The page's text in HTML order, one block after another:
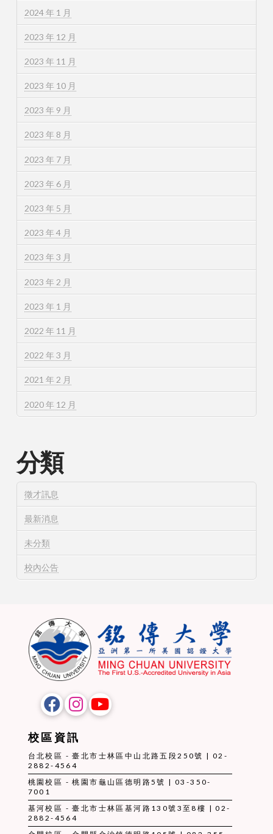
2024 年 1 月
2023 年 12 月
2023 年 11 月
2023 年 10 月
2023 年 9 月
2023 年 8 月
2023 年 7 月
2023 年 6 月
2023 年 5 月
2023 年 4 月
2023 年 3 月
2023 年 2 月
2023 年 1 月
2022 年 11 月
2022 年 3 月
2021 年 2 月
2020 年 12 月
分類
徵才訊息
最新消息
未分類
校內公告
校區資訊
台北校區 - 臺北市士林區中山北路五段250號 | 02-
2882-4564
桃園校區 - 桃園市龜山區德明路5號 | 03-350-
7001
基河校區 - 臺北市士林區基河路130號3至8樓 | 02-
2882-4564